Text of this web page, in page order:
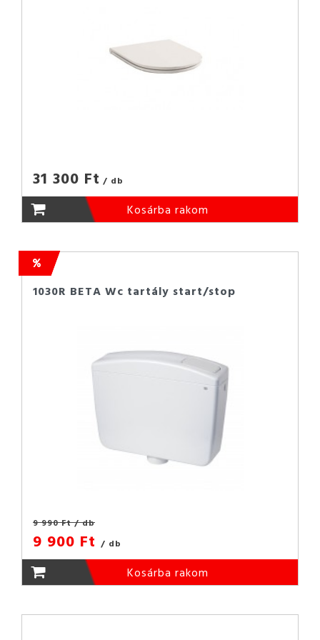
31 300 Ft / db
Kosárba rakom
1030R BETA Wc tartály start/stop
9 990 Ft/ db
9 900 Ft / db
Kosárba rakom